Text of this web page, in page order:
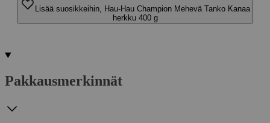
Lisää suosikkeihin, Hau-Hau Champion Mehevä Tanko Kanaa
herkku 400 g
Pakkausmerkinnät